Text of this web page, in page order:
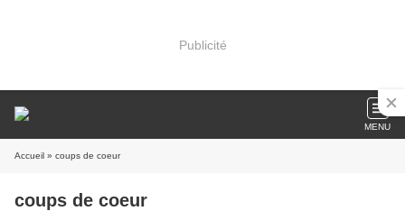
Publicité
MENU
Accueil » coups de coeur
coups de coeur